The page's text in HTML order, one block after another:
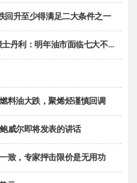
回升至少得满足二大条件之一
利：明年油市面临七大不确定性
料油大跌，聚烯烃谨慎回调
威尔即将发表的讲话
致，专家抨击限价是无用功